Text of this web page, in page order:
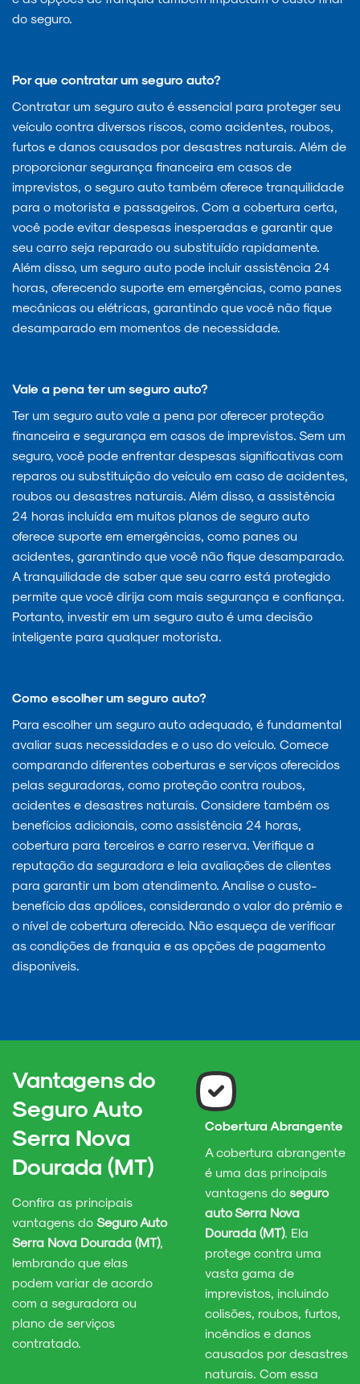
do seguro.
Por que contratar um seguro auto?
Contratar um seguro auto é essencial para proteger seu
veículo contra diversos riscos, como acidentes, roubos,
furtos e danos causados por desastres naturais. Além de
proporcionar segurança financeira em casos de
imprevistos, o seguro auto também oferece tranquilidade
para o motorista e passageiros. Com a cobertura certa,
você pode evitar despesas inesperadas e garantir que
seu carro seja reparado ou substituído rapidamente.
Além disso, um seguro auto pode incluir assistência 24
horas, oferecendo suporte em emergências, como panes
mecânicas ou elétricas, garantindo que você não fique
desamparado em momentos de necessidade.
Vale a pena ter um seguro auto?
Ter um seguro auto vale a pena por oferecer proteção
financeira e segurança em casos de imprevistos. Sem um
seguro, você pode enfrentar despesas significativas com
reparos ou substituição do veículo em caso de acidentes,
roubos ou desastres naturais. Além disso, a assistência
24 horas incluída em muitos planos de seguro auto
oferece suporte em emergências, como panes ou
acidentes, garantindo que você não fique desamparado.
A tranquilidade de saber que seu carro está protegido
permite que você dirija com mais segurança e confiança.
Portanto, investir em um seguro auto é uma decisão
inteligente para qualquer motorista.
Como escolher um seguro auto?
Para escolher um seguro auto adequado, é fundamental
avaliar suas necessidades e o uso do veículo. Comece
comparando diferentes coberturas e serviços oferecidos
pelas seguradoras, como proteção contra roubos,
acidentes e desastres naturais. Considere também os
benefícios adicionais, como assistência 24 horas,
cobertura para terceiros e carro reserva. Verifique a
reputação da seguradora e leia avaliações de clientes
para garantir um bom atendimento. Analise o custo-
benefício das apólices, considerando o valor do prêmio e
o nível de cobertura oferecido. Não esqueça de verificar
as condições de franquia e as opções de pagamento
disponíveis.
Vantagens do
Seguro Auto
Serra Nova
Dourada (MT)
Confira as principais
vantagens do Seguro Auto
Serra Nova Dourada (MT),
lembrando que elas
podem variar de acordo
com a seguradora ou
plano de serviços
contratado.
Cobertura Abrangente
A cobertura abrangente
é uma das principais
vantagens do seguro
auto Serra Nova
Dourada (MT). Ela
protege contra uma
vasta gama de
imprevistos, incluindo
colisões, roubos, furtos,
incêndios e danos
causados por desastres
naturais. Com essa